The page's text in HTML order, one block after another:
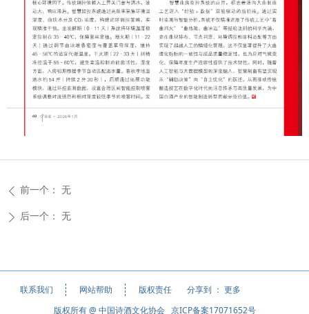
ꄴ 前一个： 无
ꄲ 后一个： 无
联系我们 网站帮助 版权责任 分享到 ： 更多
版权所有 @ 中国诗酒文化协会 京ICP备案17071652号